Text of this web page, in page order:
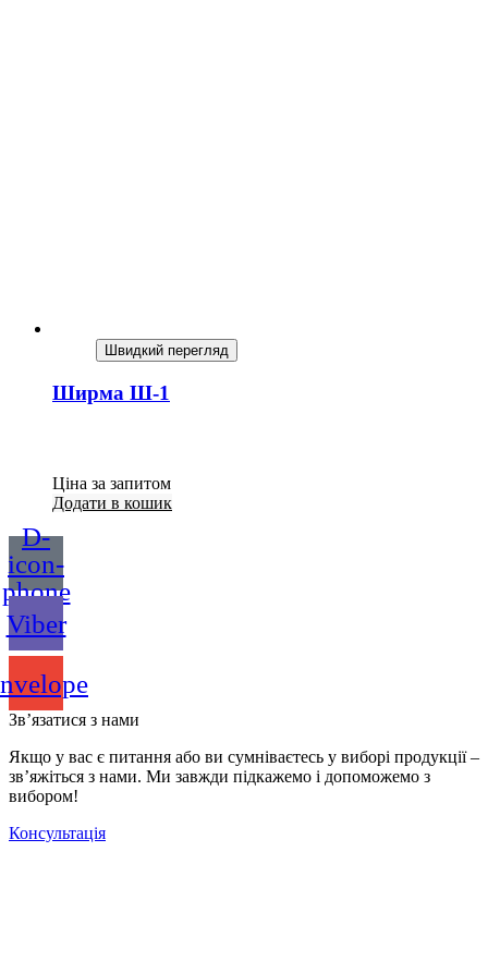
Швидкий перегляд
Ширма Ш-1
Ціна за запитом
Додати в кошик
D-
icon-
phone
Viber
Зв’язатися з нами
Якщо у вас є питання або ви сумніваєтесь у виборі продукції –
зв’яжіться з нами. Ми завжди підкажемо і допоможемо з
вибором!
Консультація